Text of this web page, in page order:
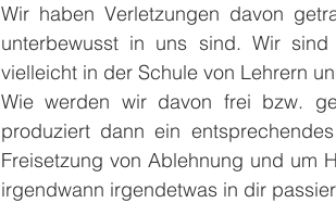
Wir haben Verletzungen davon
unterbewusst in uns sind. Wir
vielleicht in der Schule von Lehrern
Wie werden wir davon frei bzw.
produziert dann ein
Freisetzung von Ablehnung und um
irgendwann irgendetwas in dir